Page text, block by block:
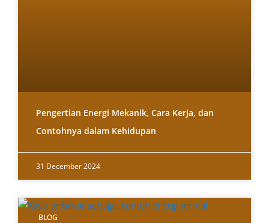
Pengertian Energi Mekanik, Cara Kerja, dan
Contohnya dalam Kehidupan
31 December 2024
BLOG